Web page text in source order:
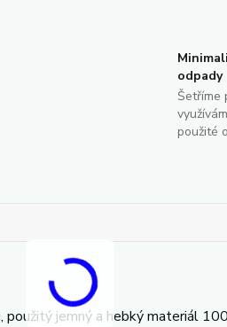
odpady
Šetříme
použité
použitý jemný a hebký materiál